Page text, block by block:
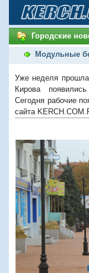
Городские
Модульные
Уже неделя
Кирова
Сегодня рабочие
сайта
Предыдущий